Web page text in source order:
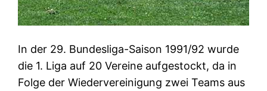
In der 29. Bundesliga-Saison 1991/92 wurde
die 1. Liga auf 20 Vereine aufgestockt, da in
Folge der Wiedervereinigung zwei Teams aus